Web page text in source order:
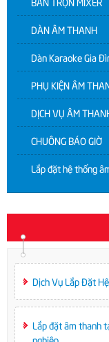
DÀN ÂM THANH
Dàn Karaoke Gia
PHỤ KIỆN ÂM
DỊCH VỤ ÂM
CHUÔNG BÁO GIỜ
Lắp đặt hệ thống
Dịch Vụ Lắp Đặt
Lắp đặt âm thanh